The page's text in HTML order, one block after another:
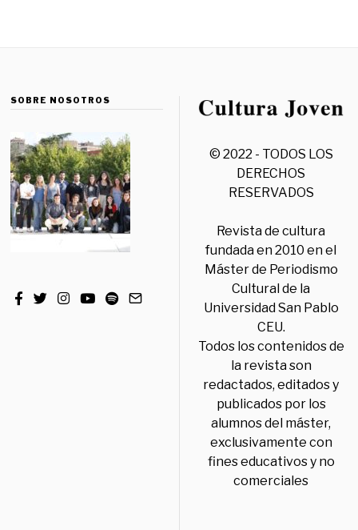
SOBRE NOSOTROS
© 2022 - TODOS LOS
DERECHOS
RESERVADOS
Revista de cultura
fundada en 2010 en el
Máster de Periodismo
Cultural de la
Universidad San Pablo
CEU.
Todos los contenidos de
la revista son
redactados, editados y
publicados por los
alumnos del máster,
exclusivamente con
fines educativos y no
comerciales